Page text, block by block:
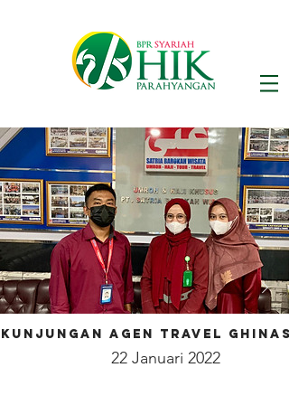
Kunjungan Agen Travel
22 Januari 2022